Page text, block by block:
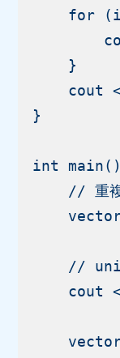
for
    }
cout
}
int
// 重
//
cout